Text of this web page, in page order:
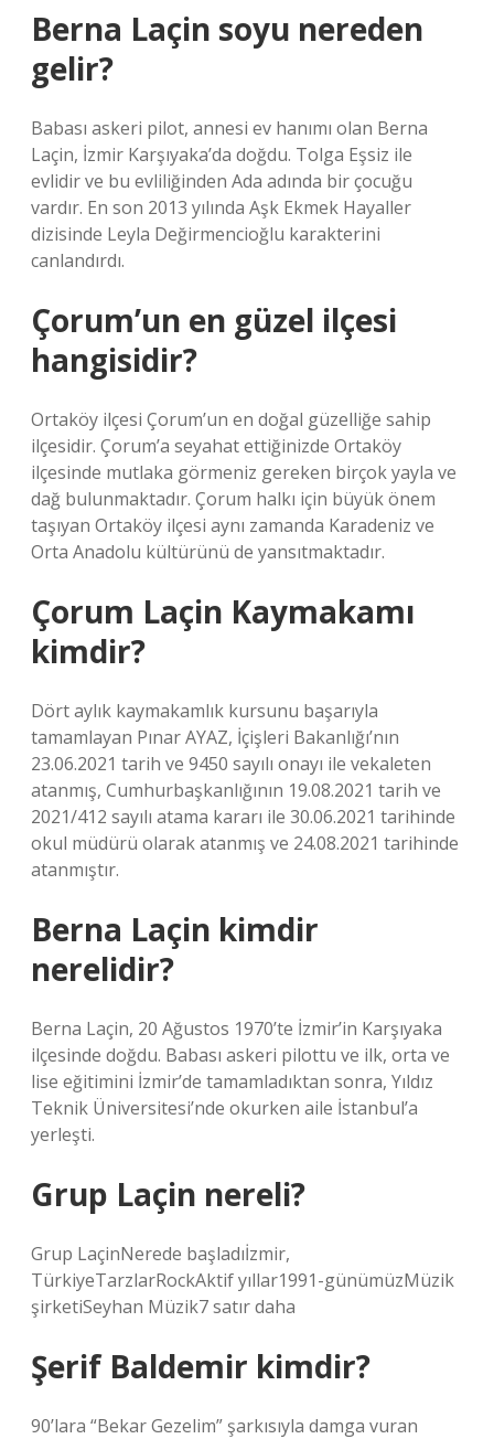
Berna Laçin soyu nereden
gelir?
Babası askeri pilot, annesi ev hanımı olan Berna
Laçin, İzmir Karşıyaka’da doğdu. Tolga Eşsiz ile
evlidir ve bu evliliğinden Ada adında bir çocuğu
vardır. En son 2013 yılında Aşk Ekmek Hayaller
dizisinde Leyla Değirmencioğlu karakterini
canlandırdı.
Çorum’un en güzel ilçesi
hangisidir?
Ortaköy ilçesi Çorum’un en doğal güzelliğe sahip
ilçesidir. Çorum’a seyahat ettiğinizde Ortaköy
ilçesinde mutlaka görmeniz gereken birçok yayla ve
dağ bulunmaktadır. Çorum halkı için büyük önem
taşıyan Ortaköy ilçesi aynı zamanda Karadeniz ve
Orta Anadolu kültürünü de yansıtmaktadır.
Çorum Laçin Kaymakamı
kimdir?
Dört aylık kaymakamlık kursunu başarıyla
tamamlayan Pınar AYAZ, İçişleri Bakanlığı’nın
23.06.2021 tarih ve 9450 sayılı onayı ile vekaleten
atanmış, Cumhurbaşkanlığının 19.08.2021 tarih ve
2021/412 sayılı atama kararı ile 30.06.2021 tarihinde
okul müdürü olarak atanmış ve 24.08.2021 tarihinde
atanmıştır.
Berna Laçin kimdir
nerelidir?
Berna Laçin, 20 Ağustos 1970’te İzmir’in Karşıyaka
ilçesinde doğdu. Babası askeri pilottu ve ilk, orta ve
lise eğitimini İzmir’de tamamladıktan sonra, Yıldız
Teknik Üniversitesi’nde okurken aile İstanbul’a
yerleşti.
Grup Laçin nereli?
Grup LaçinNerede başladıİzmir,
TürkiyeTarzlarRockAktif yıllar1991-günümüzMüzik
şirketiSeyhan Müzik7 satır daha
Şerif Baldemir kimdir?
90’lara “Bekar Gezelim” şarkısıyla damga vuran